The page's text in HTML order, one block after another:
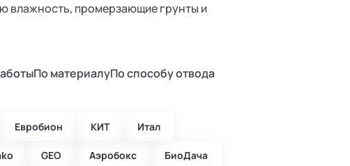
влажность, промерзающие грунты и
По материалуПо способу отвода
Евробион КИТ Итал
GEO Аэробокс БиоДача